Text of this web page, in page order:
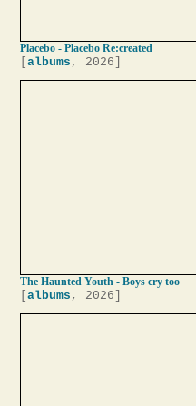
Placebo - Placebo Re:created
albums , 2026]
The Haunted Youth - Boys cry too
albums , 2026]